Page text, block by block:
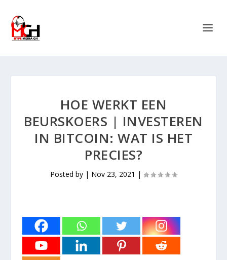
HOE WERKT EEN
BEURSKOERS | INVESTEREN
IN BITCOIN: WAT IS HET
PRECIES?
Posted by | Nov 23, 2021 |